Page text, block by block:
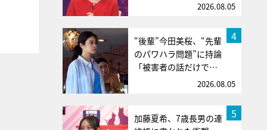
2026.08.05
4
“後輩”今田美桜、“先輩
のパワハラ問題”に持論
「被害者の話だけで…
2026.08.05
5
加藤夏希、7歳長男の連